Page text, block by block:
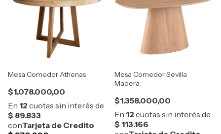
Mesa Comedor Athenas
$1.078.000,00
Mesa Comedor Sevilla
Madera
$1.358.000,00